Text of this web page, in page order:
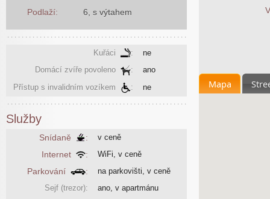
Mapa
Podlaží: 6, s výtahem
Kuřáci :
ne
Domácí zvíře povoleno
:
ano
Přístup s invalidním vozíkem
: ne
Služby
Snídaně : v ceně
Internet : WiFi, v ceně
Parkování :
na parkovišti, v ceně
Sejf (trezor):
ano, v apartmánu